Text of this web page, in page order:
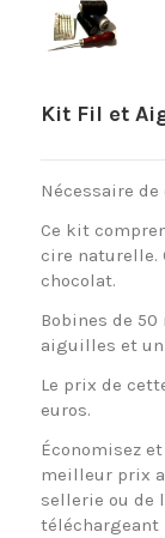
Kit Fil et
Nécessaire
Ce kit
cire naturelle.
chocolat.
Bobines de
aiguilles et un
Le prix de
euros.
Économisez
meilleur prix
sellerie ou de
téléchargeant